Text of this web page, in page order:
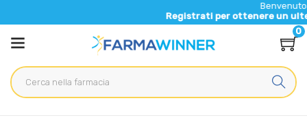
Benvenuto nel
Registrati per ottenere un ulteriore
0